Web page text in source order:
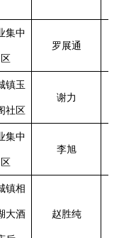
集中
区
罗展通
镇玉
社区
谢力
集中
区
李旭
镇相
大酒 赵胜纯